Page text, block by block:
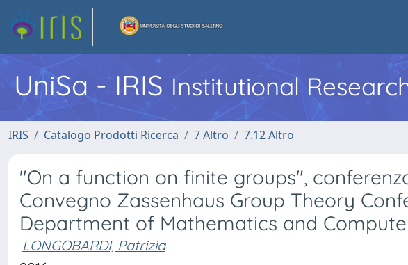
UniSa - IRIS Institutional
IRIS Catalogo Prodotti Ricerca 7 Altro 7.12 Altro
"On a function on finite groups",
Convegno Zassenhaus Group Theory
Department of Mathematics and
LONGOBARDI, Patrizia